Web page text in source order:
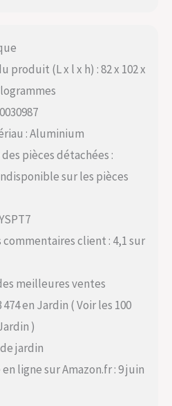
produit (L x l x h) : 82 x 102 x
: Aluminium
pièces détachées :
sur les pièces
commentaires client : 4,1 sur
meilleures ventes
474 en Jardin ( Voir les 100
)
jardin
ligne sur Amazon.fr : 9 juin